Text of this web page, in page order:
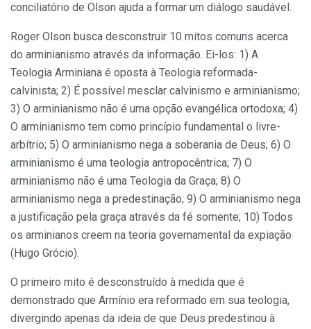
conciliatório de Olson ajuda a formar um diálogo saudável.
Roger Olson busca desconstruir 10 mitos comuns acerca
do arminianismo através da informação. Ei-los: 1) A
Teologia Arminiana é oposta à Teologia reformada-
calvinista; 2) É possível mesclar calvinismo e arminianismo;
3) O arminianismo não é uma opção evangélica ortodoxa; 4)
O arminianismo tem como princípio fundamental o livre-
arbítrio; 5) O arminianismo nega a soberania de Deus; 6) O
arminianismo é uma teologia antropocêntrica; 7) O
arminianismo não é uma Teologia da Graça; 8) O
arminianismo nega a predestinação; 9) O arminianismo nega
a justificação pela graça através da fé somente; 10) Todos
os arminianos creem na teoria governamental da expiação
(Hugo Grócio).
O primeiro mito é desconstruído à medida que é
demonstrado que Armínio era reformado em sua teologia,
divergindo apenas da ideia de que Deus predestinou à